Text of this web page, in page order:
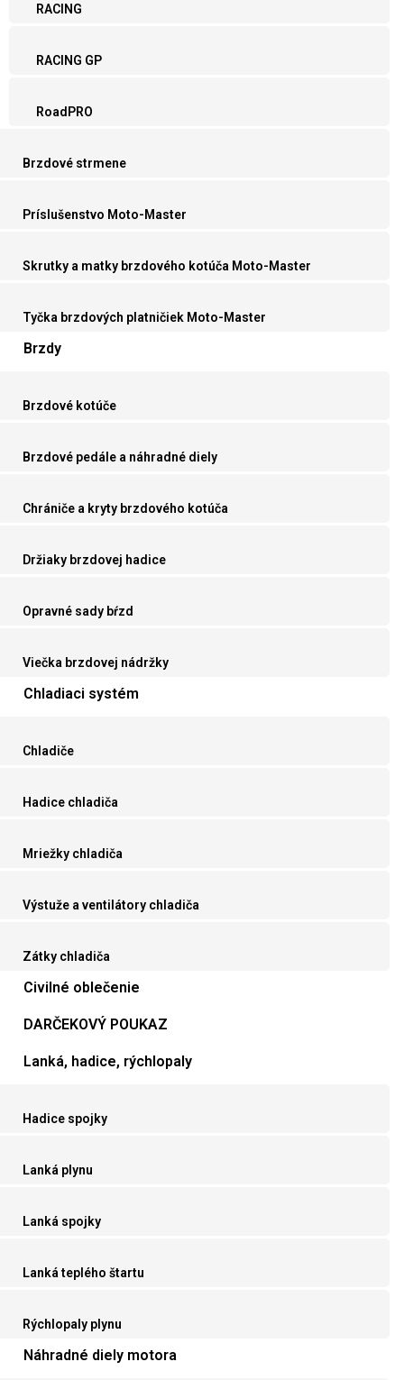
RACING
RACING GP
RoadPRO
Brzdové strmene
Príslušenstvo Moto-Master
Skrutky a matky brzdového kotúča Moto-Master
Tyčka brzdových platničiek Moto-Master
Brzdy
Brzdové kotúče
Brzdové pedále a náhradné diely
Chrániče a kryty brzdového kotúča
Držiaky brzdovej hadice
Opravné sady bŕzd
Viečka brzdovej nádržky
Chladiaci systém
Chladiče
Hadice chladiča
Mriežky chladiča
Výstuže a ventilátory chladiča
Zátky chladiča
Civilné oblečenie
DARČEKOVÝ POUKAZ
Lanká, hadice, rýchlopaly
Hadice spojky
Lanká plynu
Lanká spojky
Lanká teplého štartu
Rýchlopaly plynu
Náhradné diely motora